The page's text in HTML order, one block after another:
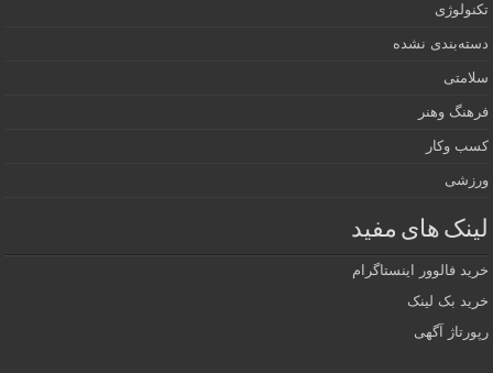
تکنولوژی
دسته‌بندی نشده
سلامتی
فرهنگ وهنر
کسب وکار
ورزشی
لینک های مفید
خرید فالوور اینستاگرام
خرید بک لینک
رپورتاژ آگهی